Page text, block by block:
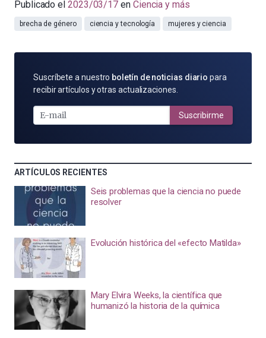
Publicado el 2023/03/17 en Ciencia y más
brecha de género ciencia y tecnología mujeres y ciencia
SUSCRÍBETE
POR
MAIL
Suscríbete a nuestro boletín de noticias diario para
recibir artículos y otras actualizaciones.
Suscribirme
ARTÍCULOS RECIENTES
Seis problemas que la ciencia no puede
resolver
Evolución histórica del «efecto Matilda»
Mary Elvira Weeks, la científica que
humanizó la historia de la química